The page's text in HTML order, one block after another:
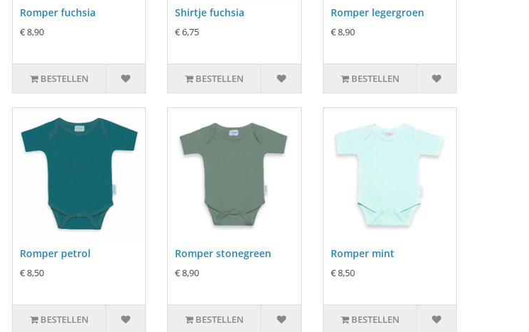
Romper fuchsia
€ 8,90
BESTELLEN
Shirtje fuchsia
€ 6,75
BESTELLEN
Romper legergroen
€ 8,90
BESTELLEN
Romper petrol
€ 8,50
BESTELLEN
Romper stonegreen
€ 8,90
BESTELLEN
Romper mint
€ 8,50
BESTELLEN